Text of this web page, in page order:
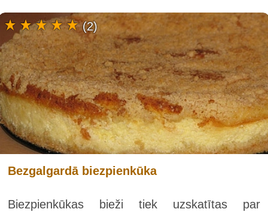
Bezgalgardā biezpienkūka
Biezpienkūkas bieži tiek uzskatītas par
(2)